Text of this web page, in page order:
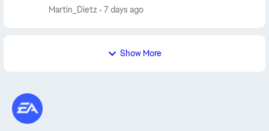
Hause installieren wollte, sagte mir Windows (...
Martin_Dietz 7 days ago
Show More